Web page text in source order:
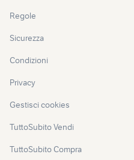
Regole
Sicurezza
Condizioni
Privacy
Gestisci cookies
TuttoSubito Vendi
TuttoSubito Compra